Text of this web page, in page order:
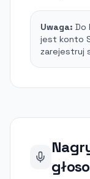
Uwaga: Do
jest konto
zarejestruj